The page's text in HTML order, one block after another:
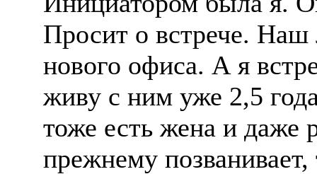
Просит о встрече. Наш
нового офиса. А я
живу с ним уже 2,5
тоже есть жена и даже
прежнему